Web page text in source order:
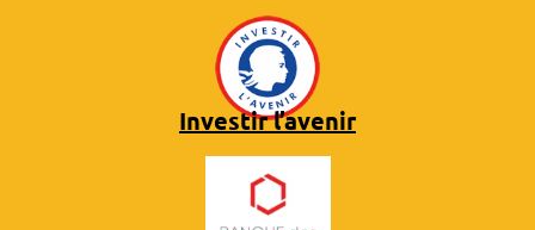
Investir l’avenir